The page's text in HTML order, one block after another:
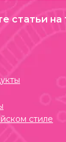
статьи на
стиле